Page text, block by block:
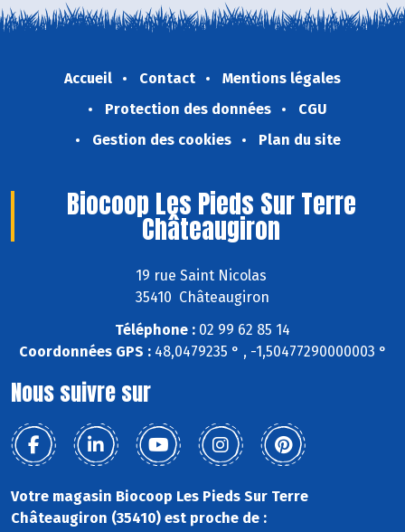
Accueil Contact
Mentions légales
Protection des données
CGU
Gestion des cookies
Plan du site
Biocoop Les Pieds Sur Terre
Châteaugiron
19 rue Saint Nicolas
35410 Châteaugiron
Téléphone : 02 99 62 85 14
Coordonnées GPS :48,0479235 ° , -1,50477290000003 °
Nous suivre sur
Votre magasin Biocoop Les Pieds Sur Terre
Châteaugiron (35410) est proche de :